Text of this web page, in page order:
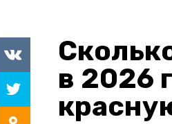
в 2026